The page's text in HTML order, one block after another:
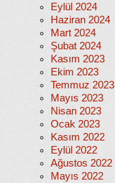
Eylül 2024
Haziran 2024
Mart 2024
Şubat 2024
Kasım 2023
Ekim 2023
Temmuz 2023
Mayıs 2023
Nisan 2023
Ocak 2023
Kasım 2022
Eylül 2022
Ağustos 2022
Mayıs 2022